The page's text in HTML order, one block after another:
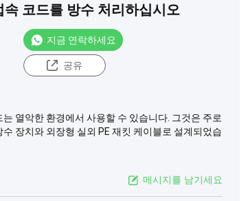
코드를 방수 처리하십시오
지금 연락하세요
공유
열악한 환경에서 사용할 수 있습니다. 그것은 주로
장치와 외장형 실외 PE 재킷 케이블로 설계되었습
메시지를 남기세요